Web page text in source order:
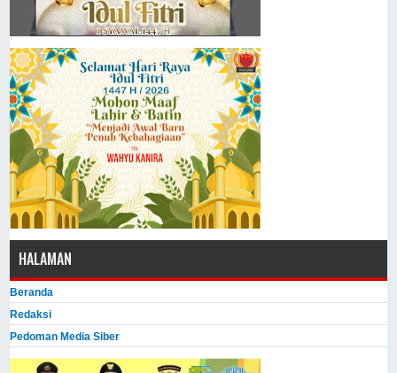
HALAMAN
Beranda
Redaksi
Pedoman Media Siber